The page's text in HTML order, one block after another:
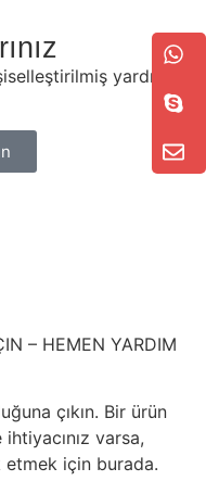
yardım için
– HEMEN YARDIM
çıkın. Bir ürün
varsa,
etmek için burada.